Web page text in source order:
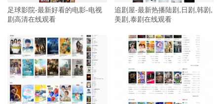
足球影院-最新好看的电影-电视
剧高清在线观看
追剧屋-最新热播陆剧,日剧,韩剧,
美剧,泰剧在线观看